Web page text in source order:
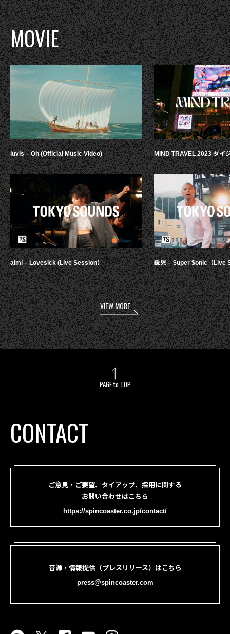
MOVIE
luvis – Oh (Official Music Video)
aimi – Lovesick (Live Session）
MIND TRAVEL 2023 ダイ
鋭児 – $uper $onic（Live
VIEW MORE
PAGE to TOP
CONTACT
ご意見・ご要望、タイアップ、採用に関する
お問い合わせはこちら
https://spincoaster.co.jp/contact/
音源・情報提供（プレスリリース）はこちら
press@spincoaster.com